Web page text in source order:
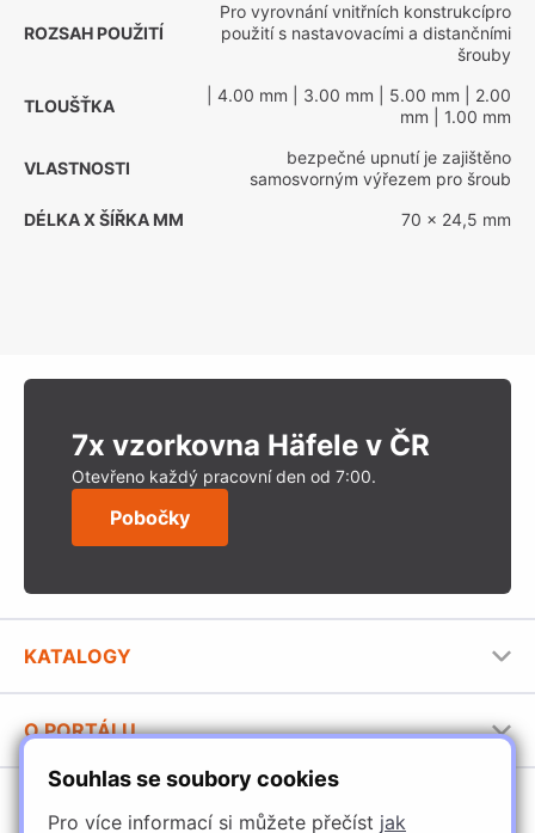
Souhlas se soubory cookies
Pro více informací si můžete přečíst jak
ROZSAH POUŽITÍ
Pro vyrovnání vnitřních konstrukcípro
použití s nastavovacími a distančními
šrouby
TLOUŠŤKA
| 4.00 mm | 3.00 mm | 5.00 mm | 2.00
mm | 1.00 mm
VLASTNOSTI
bezpečné upnutí je zajištěno
samosvorným výřezem pro šroub
DÉLKA X ŠÍŘKA MM
70 x 24,5 mm
7x vzorkovna Häfele v ČR
Otevřeno každý pracovní den od 7:00.
Pobočky
KATALOGY
Stavební katalog Häfele
Brožury Häfele
O PORTÁLU
Provozovatel portálu
Jak používat portál